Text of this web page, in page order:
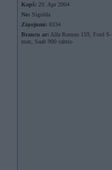
Kopš: 29. Apr 2004
No: Sigulda
Ziņojumi: 8334
Braucu ar: Alfa Romeo 159, Ford S-
max, Saab 900 cabrio